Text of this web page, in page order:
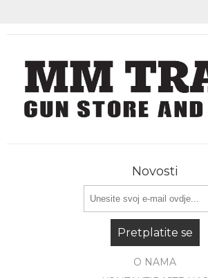
Novosti
Pretplatite se
O NAMA